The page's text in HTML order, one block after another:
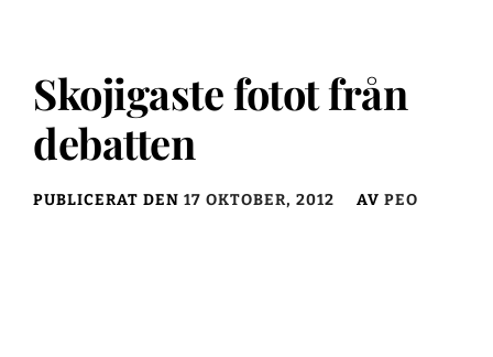
Skojigaste fotot från
debatten
PUBLICERAT DEN 17 OKTOBER, 2012 AV PEO